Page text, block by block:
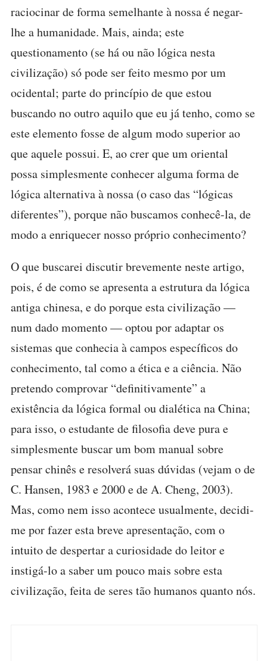
raciocinar de forma semelhante à nossa é negar-
lhe a humanidade. Mais, ainda; este
questionamento (se há ou não lógica nesta
civilização) só pode ser feito mesmo por um
ocidental; parte do princípio de que estou
buscando no outro aquilo que eu já tenho, como se
este elemento fosse de algum modo superior ao
que aquele possui. E, ao crer que um oriental
possa simplesmente conhecer alguma forma de
lógica alternativa à nossa (o caso das “lógicas
diferentes”), porque não buscamos conhecê-la, de
modo a enriquecer nosso próprio conhecimento?
O que buscarei discutir brevemente neste artigo,
pois, é de como se apresenta a estrutura da lógica
antiga chinesa, e do porque esta civilização —
num dado momento — optou por adaptar os
sistemas que conhecia à campos específicos do
conhecimento, tal como a ética e a ciência. Não
pretendo comprovar “definitivamente” a
existência da lógica formal ou dialética na China;
para isso, o estudante de filosofia deve pura e
simplesmente buscar um bom manual sobre
pensar chinês e resolverá suas dúvidas (vejam o de
C. Hansen, 1983 e 2000 e de A. Cheng, 2003).
Mas, como nem isso acontece usualmente, decidi-
me por fazer esta breve apresentação, com o
intuito de despertar a curiosidade do leitor e
instigá-lo a saber um pouco mais sobre esta
civilização, feita de seres tão humanos quanto nós.